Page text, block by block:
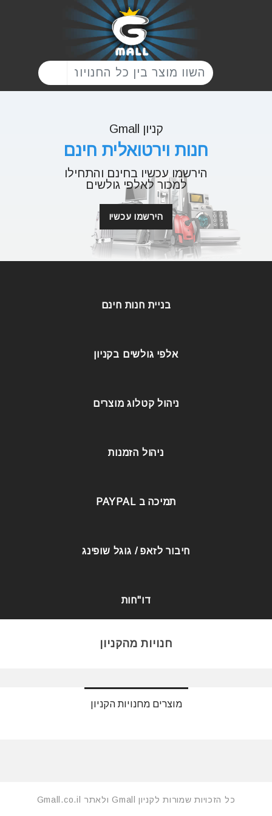
קניון Gmall
חנות וירטואלית חינם
הירשמו עכשיו בחינם והתחילו
למכור לאלפי גולשים
הירשמו עכשיו
בניית חנות חינם
אלפי גולשים בקניון
ניהול קטלוג מוצרים
ניהול הזמנות
תמיכה ב PAYPAL
חיבור לזאפ / גוגל שופינג
דו"חות
חנויות מהקניון
מוצרים מחנויות הקניון
כל הזכויות שמורות לקניון Gmall ולאתר Gmall.co.il